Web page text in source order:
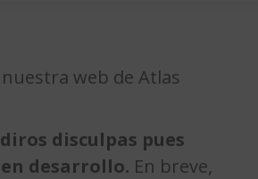
web de Atlas
disculpas pues
desarrollo. En breve,